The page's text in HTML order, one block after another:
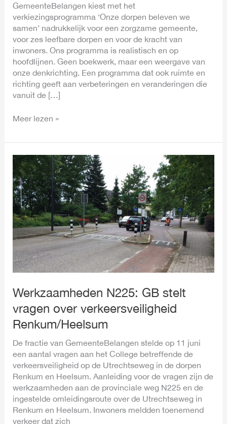
GemeenteBelangen kiest met het
verkiezingsprogramma ‘Onze dorpen beleven we
samen’ nadrukkelijk voor een zorgzame gemeente,
voor zes leefbare dorpen en voor de kracht van
inwoners. Ons programma is realistisch en op
hoofdlijnen. Geen boekwerk, maar een weergave van
onze denkrichting. Een programma dat ook ruimte en
richting geeft aan verbeteringen en veranderingen die
vanuit de […]
Meer lezen »
Werkzaamheden N225: GB stelt
vragen over verkeersveiligheid
Renkum/Heelsum
De fractie van GemeenteBelangen stelde op 11 juni
een aantal vragen aan het College betreffende de
verkeersveiligheid op de Utrechtseweg in de dorpen
Renkum en Heelsum. Aanleiding voor de vragen zijn de
werkzaamheden aan de provinciale weg N225 en de
ingestelde omleidingsroute over de Utrechtseweg in
Renkum en Heelsum. Inwoners meldden toenemend
verkeer dat zich
Werkzaamheden
N225:
GB
stelt
vragen
over
verkeersveiligheid
Renkum/Heelsum